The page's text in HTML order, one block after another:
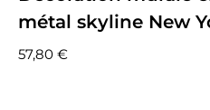
métal skyline New
57,80 €